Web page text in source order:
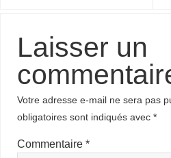
Laisser un
Votre adresse e-mail ne sera pas
obligatoires sont indiqués avec*
Commentaire*